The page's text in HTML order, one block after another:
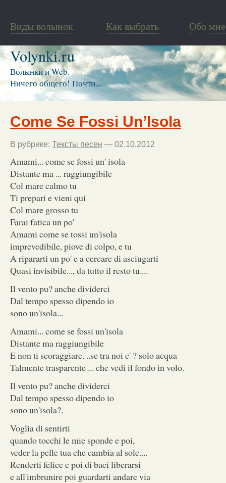
Виды волынок Как выбрать Обо мне
Volynki.ru
Волынки и Web.
Ничего общего! Почти...
Come Se Fossi Un’Isola
В рубрике: Тексты песен — 02.10.2012
Amami... come se fossi un' isola
Distante ma ... raggiungibile
Col mare calmo tu
Ti prepari e vieni qui
Col mare grosso tu
Farai fatica un po'
Amami come se tossi un'isola
imprevedibile, piove di colpo, e tu
A ripararti un po' e a cercare di asciugarti
Quasi invisibile..., da tutto il resto tu....
Il vento pu? anche dividerci
Dal tempo spesso dipendo io
sono un'isola...
Amami... come se fossi un'isola
Distante ma raggiungibile
E non ti scoraggiare. ..se tra noi c' ? solo acqua
Talmente trasparente ... che vedi il fondo in volo.
Il vento pu? anche dividerci
Dal tempo spesso dipendo io
sono un'isola?.
Voglia di sentirti
quando tocchi le mie sponde e poi,
veder la pelle tua che cambia al sole....
Renderti felice e poi di baci liberarsi
e all'imbrunire poi guardarti andare via